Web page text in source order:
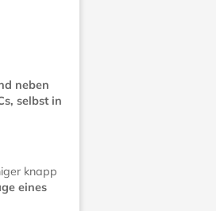
neben
selbst in
knapp
eines